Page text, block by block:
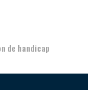
de handicap